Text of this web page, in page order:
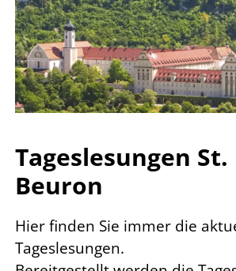
Tageslesungen
Beuron
Hier finden Sie immer die
Tageslesungen.